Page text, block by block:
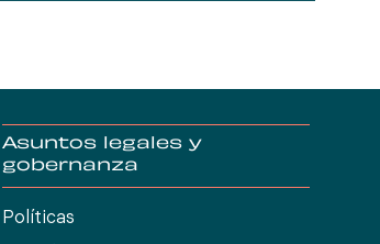
Asuntos legales y
gobernanza
Políticas